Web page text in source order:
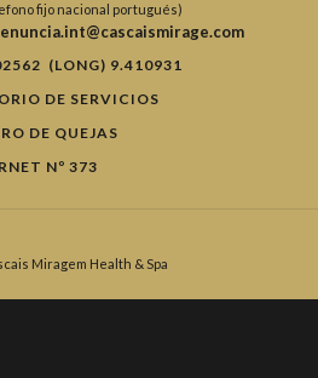
fijo nacional portugués)
(LONG) 9.410931
DE SERVICIOS
DE QUEJAS
RNET Nº 373
Miragem Health & Spa